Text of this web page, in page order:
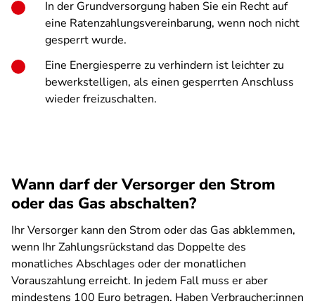
In der Grundversorgung haben Sie ein Recht auf
eine Ratenzahlungsvereinbarung, wenn noch nicht
gesperrt wurde.
Eine Energiesperre zu verhindern ist leichter zu
bewerkstelligen, als einen gesperrten Anschluss
wieder freizuschalten.
Wann darf der Versorger den Strom
oder das Gas abschalten?
Ihr Versorger kann den Strom oder das Gas abklemmen,
wenn Ihr Zahlungsrückstand das Doppelte des
monatliches Abschlages oder der monatlichen
Vorauszahlung erreicht. In jedem Fall muss er aber
mindestens 100 Euro betragen. Haben Verbraucher:innen